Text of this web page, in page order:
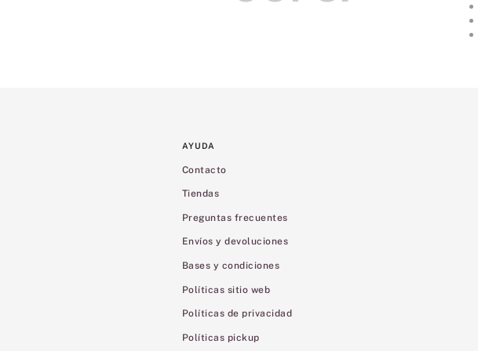
AYUDA
Contacto
Tiendas
Preguntas frecuentes
Envíos y devoluciones
Bases y condiciones
Políticas sitio web
Políticas de privacidad
Políticas pickup